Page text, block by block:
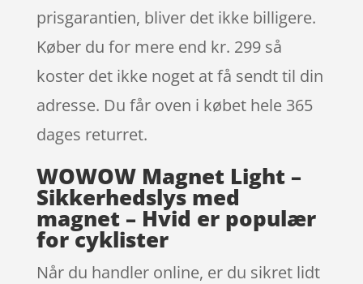
prisgarantien, bliver det ikke billigere.
Køber du for mere end kr. 299 så
koster det ikke noget at få sendt til din
adresse. Du får oven i købet hele 365
dages returret.
WOWOW Magnet Light –
Sikkerhedslys med
magnet – Hvid er populær
for cyklister
Når du handler online, er du sikret lidt